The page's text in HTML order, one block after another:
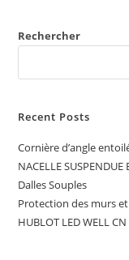
Rechercher
Recent Posts
Cornière d’angle
NACELLE SUSPENDUE
Dalles Souples
Protection des murs
HUBLOT LED WELL